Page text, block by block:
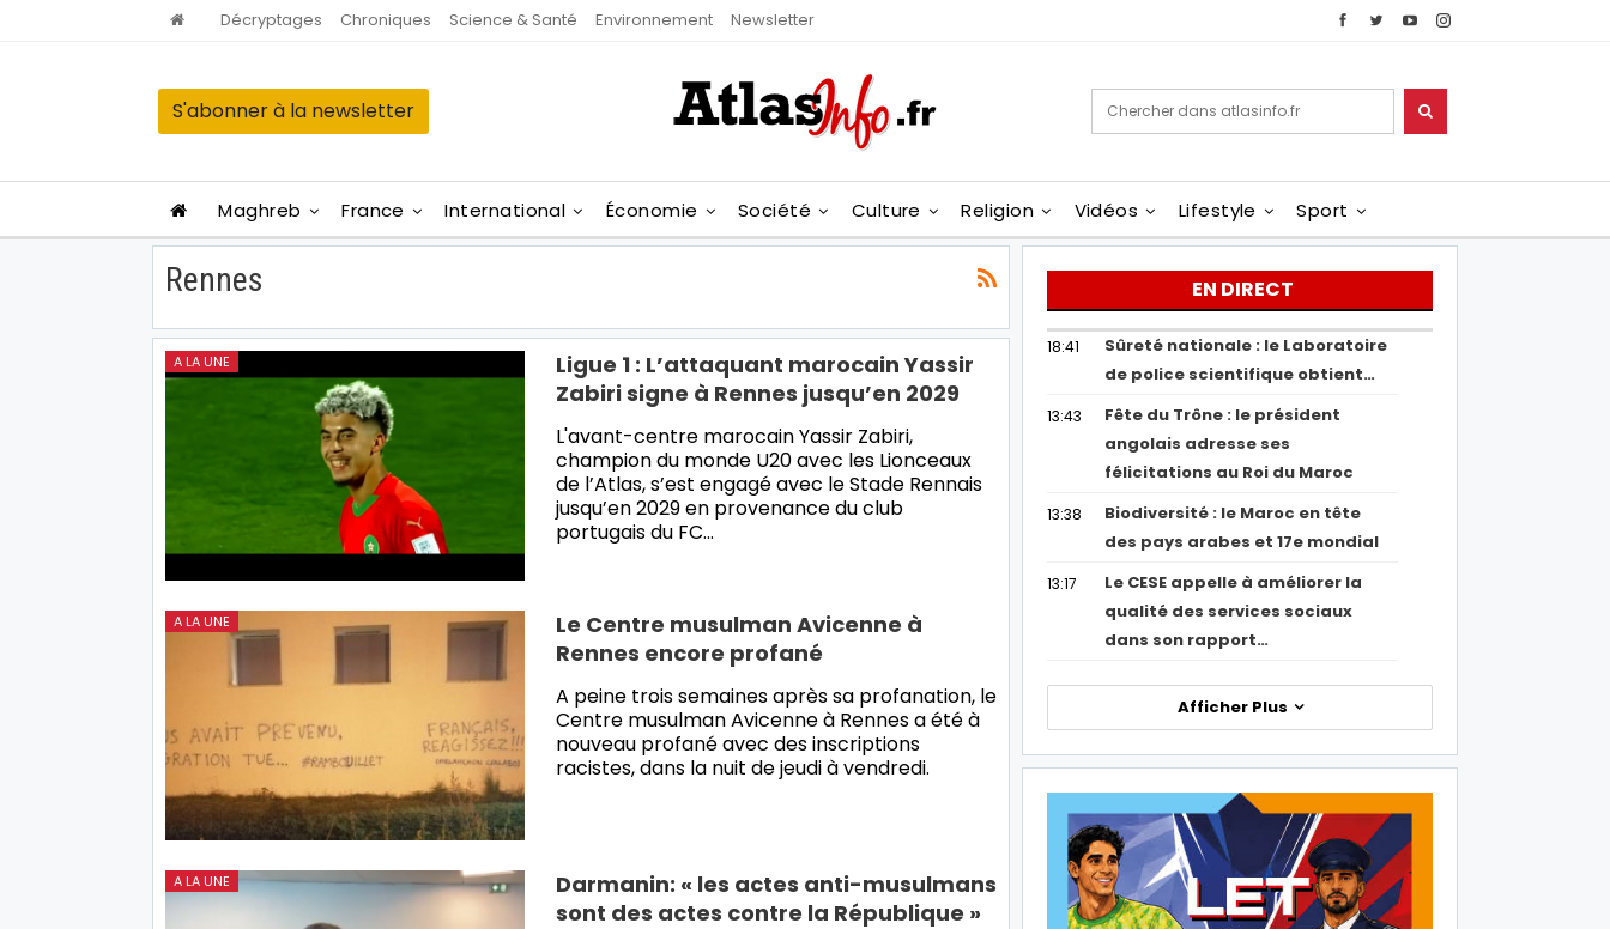
Décryptages Chroniques Science & Santé Environnement Newsletter
S'abonner à la newsletter
Maghreb France International Économie Société Culture Religion Vidéos Lifestyle Sport
Rennes
A LA UNE
Ligue 1 : L’attaquant marocain Yassir
Zabiri signe à Rennes jusqu’en 2029
L'avant-centre marocain Yassir Zabiri,
champion du monde U20 avec les Lionceaux
de l’Atlas, s’est engagé avec le Stade Rennais
jusqu’en 2029 en provenance du club
portugais du FC…
A LA UNE
Le Centre musulman Avicenne à
Rennes encore profané
A peine trois semaines après sa profanation, le
Centre musulman Avicenne à Rennes a été à
nouveau profané avec des inscriptions
racistes, dans la nuit de jeudi à vendredi.
A LA UNE
Darmanin: « les actes anti-musulmans
sont des actes contre la République »
EN DIRECT
18:41
Sûreté nationale : le Laboratoire
de police scientifique obtient…
13:43
Fête du Trône : le président
angolais adresse ses
félicitations au Roi du Maroc
13:38
Biodiversité : le Maroc en tête
des pays arabes et 17e mondial
13:17
Le CESE appelle à améliorer la
qualité des services sociaux
dans son rapport…
Afficher Plus